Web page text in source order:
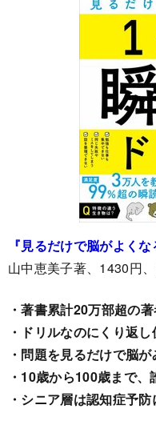
『見るだけで脳がよく
山中恵美子著、1430円
・著書累計20万部超の
・ドリルなのにくり返
・問題を見るだけで脳
・10歳から100歳まで、
・シニア層は認知症予